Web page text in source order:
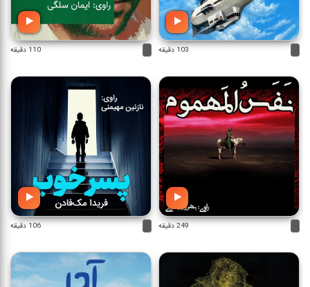
103 دقیقه 110 دقیقه
249 دقیقه 106 دقیقه